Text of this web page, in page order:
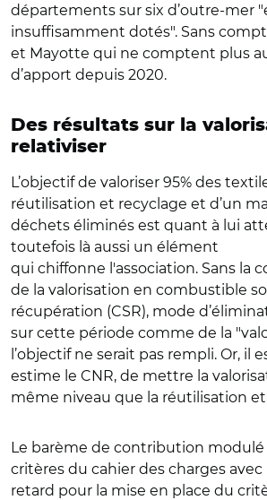
départements sur six d’outre-mer
insuffisamment dotés". Sans
et Mayotte qui ne comptent plus
d’apport depuis 2020.
Des résultats sur la
relativiser
L’objectif de valoriser 95% des
réutilisation et recyclage et d’un
déchets éliminés est quant à lui
toutefois là aussi un élément
qui chiffonne l'association. Sans la
de la valorisation en combustible
récupération (CSR), mode
sur cette période comme de la
l’objectif ne serait pas rempli. Or, il
estime le CNR, de mettre la
même niveau que la réutilisation et
Le barème de contribution modulé
critères du cahier des charges
retard pour la mise en place du